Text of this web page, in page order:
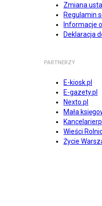
Zmiana
Regulamin
Informacje
Deklaracja
PARTNERZY
E-kiosk.pl
E-gazety.pl
Nexto.pl
Mała
Wieści
Życie